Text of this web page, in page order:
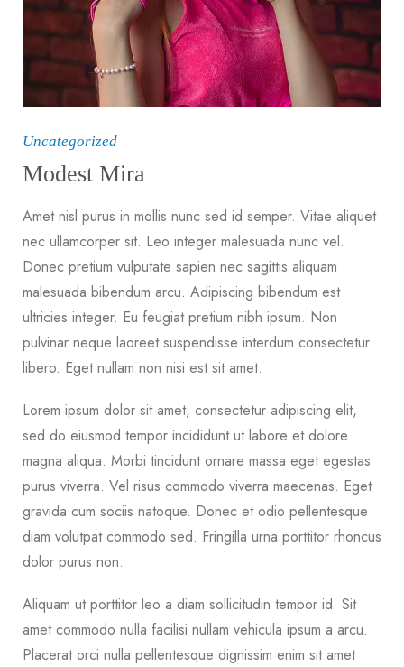
Uncategorized
Modest Mira
Amet nisl purus in mollis nunc sed id semper. Vitae aliquet
nec ullamcorper sit. Leo integer malesuada nunc vel.
Donec pretium vulputate sapien nec sagittis aliquam
malesuada bibendum arcu. Adipiscing bibendum est
ultricies integer. Eu feugiat pretium nibh ipsum. Non
pulvinar neque laoreet suspendisse interdum consectetur
libero. Eget nullam non nisi est sit amet.
Lorem ipsum dolor sit amet, consectetur adipiscing elit,
sed do eiusmod tempor incididunt ut labore et dolore
magna aliqua. Morbi tincidunt ornare massa eget egestas
purus viverra. Vel risus commodo viverra maecenas. Eget
gravida cum sociis natoque. Donec et odio pellentesque
diam volutpat commodo sed. Fringilla urna porttitor rhoncus
dolor purus non.
Aliquam ut porttitor leo a diam sollicitudin tempor id. Sit
amet commodo nulla facilisi nullam vehicula ipsum a arcu.
Placerat orci nulla pellentesque dignissim enim sit amet